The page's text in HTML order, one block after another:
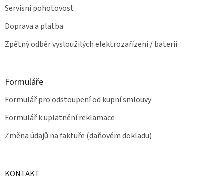
Servisní pohotovost
Doprava a platba
Zpětný odběr vysloužilých elektrozařízení / baterií
Formuláře
Formulář pro odstoupení od kupní smlouvy
Formulář k uplatnění reklamace
Změna údajů na faktuře (daňovém dokladu)
KONTAKT